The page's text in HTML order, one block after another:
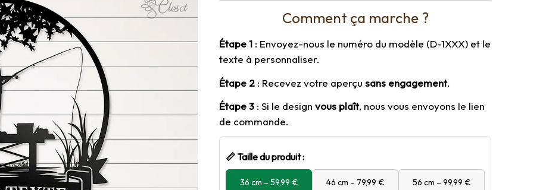
Comment ça marche ?
Étape 1 : Envoyez-nous le numéro du modèle (D-1XXX) et le
texte à personnaliser.
Étape 2 : Recevez votre aperçu sans engagement.
Étape 3 : Si le design vous plaît, nous vous envoyons le lien
de commande.
📏 Taille du produit :
36 cm – 59,99 € 46 cm – 79,99 € 56 cm – 99,99 €